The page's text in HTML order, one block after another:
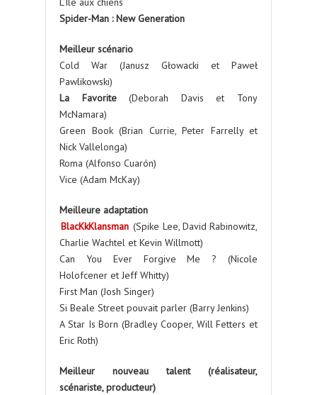
Spider-Man : New Generation
Meilleur scénario
Cold War (Janusz Głowacki et Paweł
Pawlikowski)
La Favorite(Deborah Davis et Tony
McNamara)
Green Book (Brian Currie, Peter Farrelly et
Nick Vallelonga)
Roma (Alfonso Cuarón)
Vice (Adam McKay)
Meilleure adaptation
BlacKkKlansman (Spike Lee, David Rabinowitz,
Charlie Wachtel et Kevin Willmott)
Can You Ever Forgive Me ? (Nicole
Holofcener et Jeff Whitty)
First Man (Josh Singer)
Si Beale Street pouvait parler (Barry Jenkins)
A Star Is Born (Bradley Cooper, Will Fetters et
Eric Roth)
Meilleur nouveau talent (réalisateur,
scénariste, producteur)